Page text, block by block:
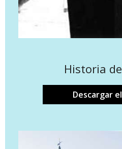
Historia
Descargar